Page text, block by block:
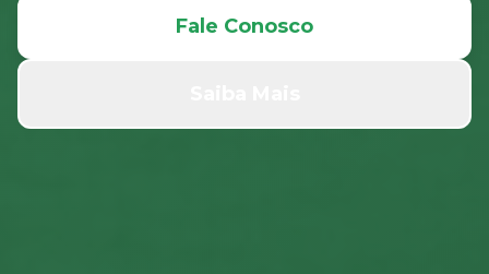
Fale Conosco